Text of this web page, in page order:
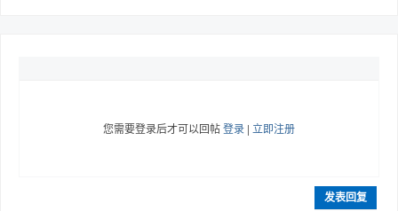
您需要登录后才可以回帖登录 | 立即注册
发表回复